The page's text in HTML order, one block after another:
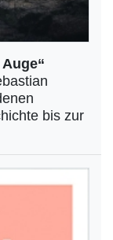
bis zur